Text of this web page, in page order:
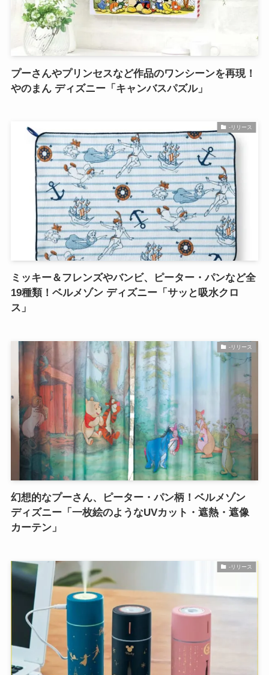
プーさんやプリンセスなど作品のワンシーンを再現！
やのまん ディズニー「キャンバスパズル」
-リリース
ミッキー＆フレンズやバンビ、ピーター・パンなど全
19種類！ベルメゾン ディズニー「サッと吸水クロ
ス」
-リリース
幻想的なプーさん、ピーター・パン柄！ベルメゾン
ディズニー「一枚絵のようなUVカット・遮熱・遮像
カーテン」
-リリース